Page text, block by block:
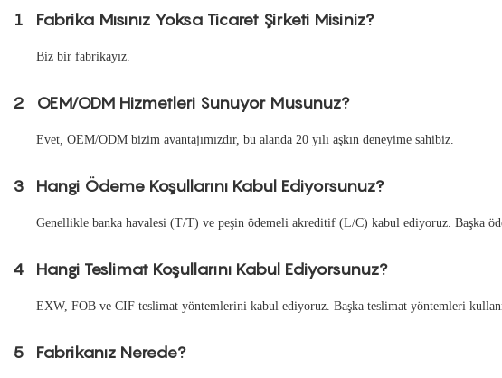
1 Fabrika Mısınız Yoksa Ticaret Şirketi Misiniz?
Biz bir fabrikayız.
2 OEM/ODM Hizmetleri Sunuyor Musunuz?
Evet, OEM/ODM bizim avantajımızdır, bu alanda 20 yılı aşkın deneyime sahibiz.
3 Hangi Ödeme Koşullarını Kabul Ediyorsunuz?
Genellikle banka havalesi (T/T) ve peşin ödemeli akreditif (L/C) kabul ediyoruz. Başka
4 Hangi Teslimat Koşullarını Kabul Ediyorsunuz?
EXW, FOB ve CIF teslimat yöntemlerini kabul ediyoruz. Başka teslimat yöntemleri
5 Fabrikanız Nerede?